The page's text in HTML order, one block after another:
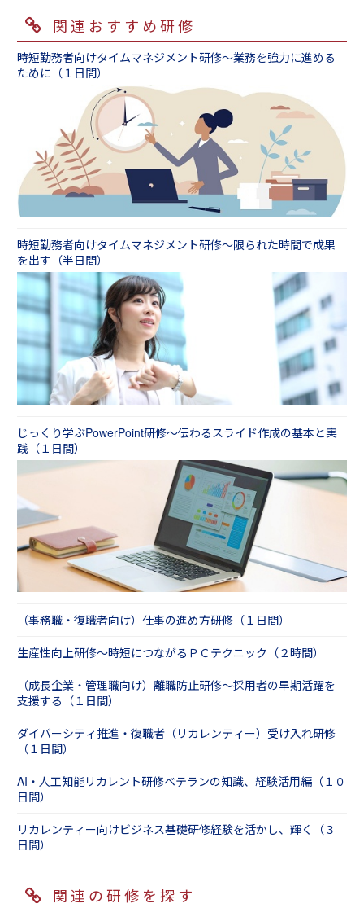
関連おすすめ研修
時短勤務者向けタイムマネジメント研修～業務を強力に進める
ために（１日間）
時短勤務者向けタイムマネジメント研修～限られた時間で成果
を出す（半日間）
じっくり学ぶPowerPoint研修～伝わるスライド作成の基本と実
践（１日間）
（事務職・復職者向け）仕事の進め方研修（１日間）
生産性向上研修～時短につながるＰＣテクニック（２時間）
（成長企業・管理職向け）離職防止研修～採用者の早期活躍を
支援する（１日間）
ダイバーシティ推進・復職者（リカレンティー）受け入れ研修
（１日間）
AI・人工知能リカレント研修ベテランの知識、経験活用編（１０
日間）
リカレンティー向けビジネス基礎研修経験を活かし、輝く（３
日間）
関連の研修を探す